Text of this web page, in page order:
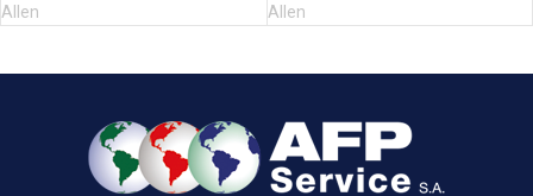
Allen
Allen